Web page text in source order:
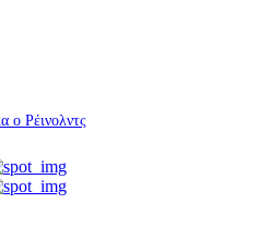
ο Ρέινολντς